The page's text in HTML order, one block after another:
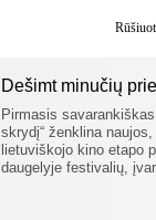
Dešimt minučių
Pirmasis
skrydį“ ženklina
lietuviškojo kino etapo
daugelyje festivalių,